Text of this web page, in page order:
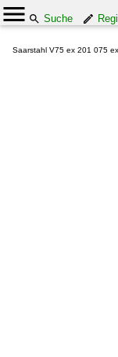
Suche
Saarstahl V75 ex 201 075